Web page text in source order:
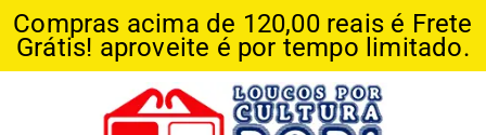
Compras acima de 120,00 reais é Frete
Grátis! aproveite é por tempo limitado.